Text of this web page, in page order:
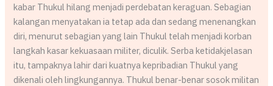
kabar Thukul hilang menjadi perdebatan keraguan. Sebagian
kalangan menyatakan ia tetap ada dan sedang menenangkan
diri, menurut sebagian yang lain Thukul telah menjadi korban
langkah kasar kekuasaan militer, diculik. Serba ketidakjelasan
itu, tampaknya lahir dari kuatnya kepribadian Thukul yang
dikenali oleh lingkungannya. Thukul benar-benar sosok militan